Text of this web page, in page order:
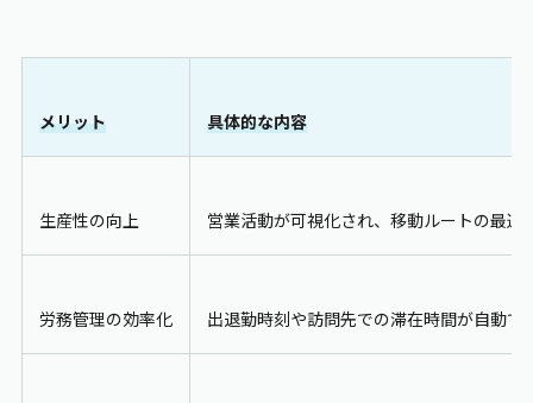
メリット 具体的な内容
生産性の向上 営業活動が可視化され、移動ルートの最
労務管理の効率化 出退勤時刻や訪問先での滞在時間が自動